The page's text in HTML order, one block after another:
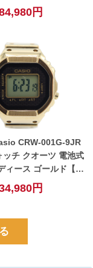
メンズ 腕時計 ブラ
ック 【中古】
円
CRW-001G-9JR
ッチ クオーツ 電池式
ィース ゴールド【中
円